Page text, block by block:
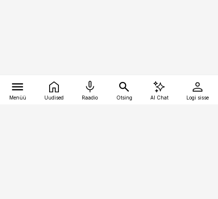
Menüü Uudised Raadio Otsing AI Chat Logi sisse